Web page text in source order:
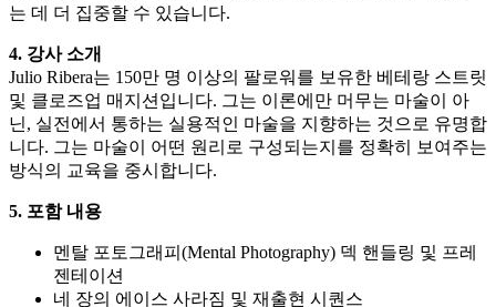
는 데 더 집중할 수 있습니다.
4. 강사 소개
Julio Ribera는 150만 명 이상의 팔로워를 보유한 베테랑 스트릿
및 클로즈업 매지션입니다. 그는 이론에만 머무는 마술이 아
닌, 실전에서 통하는 실용적인 마술을 지향하는 것으로 유명합
니다. 그는 마술이 어떤 원리로 구성되는지를 정확히 보여주는
방식의 교육을 중시합니다.
5. 포함 내용
멘탈 포토그래피(Mental Photography) 덱 핸들링 및 프레
젠테이션
네 장의 에이스 사라짐 및 재출현 시퀀스